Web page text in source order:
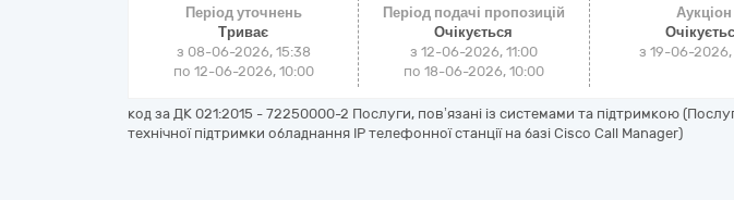
Період уточнень
Триває
з 08-06-2026, 15:38
по 12-06-2026, 10:00
Період подачі пропозицій
Очікується
з 12-06-2026, 11:00
по 18-06-2026, 10:00
Аукціон
з 19-06-2026,
код за ДК 021:2015 - 72250000-2 Послуги, пов’язані із системами та підтримкою
технічної підтримки обладнання ІР телефонної станції на базі Cisco Call Manager)